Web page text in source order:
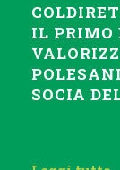
IL PRIMO
SOCIA